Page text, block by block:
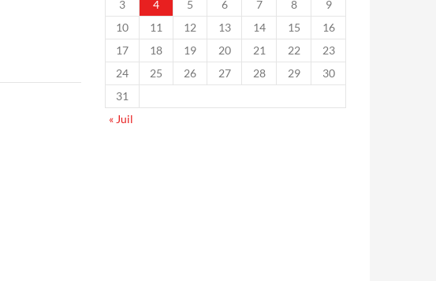
3
4 5 6 7 8
9
10
11 12 13 14 15
16
17
18 19 20 21 22
23
24
25 26 27 28 29
30
31
« Juil